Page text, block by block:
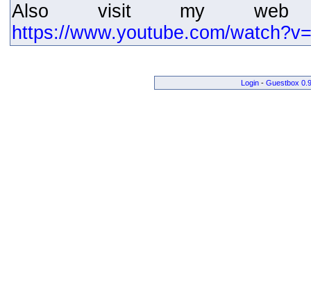
Also visit my web
https://www.youtube.com/
Login- Guestbox